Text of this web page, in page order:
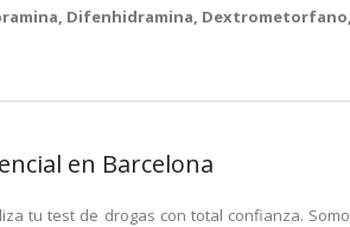
Difenhidramina,
en Barcelona
tu test de drogas con total confianza.